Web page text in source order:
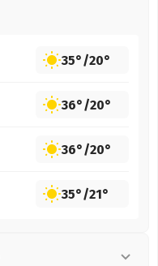
35°/20°
36°/20°
36°/20°
35°/21°